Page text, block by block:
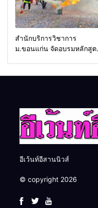
สำนักบริการวิชาการ
ม.ขอนแก่น จัดอบรมหลักสูต
อีเว้นท์อีสานนิวส์
© copyright 2026